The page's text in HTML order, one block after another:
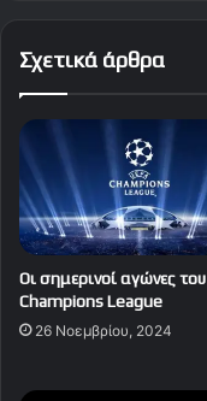
έχουμε
Σχετικά άρθρα
Οι σημερινοί αγώνες του
Champions League
26 Νοεμβρίου, 2024